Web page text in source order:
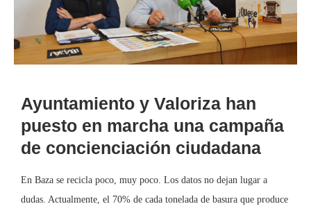
Ayuntamiento y Valoriza han
puesto en marcha una campaña
de concienciación ciudadana
En Baza se recicla poco, muy poco. Los datos no dejan lugar a
dudas. Actualmente, el 70% de cada tonelada de basura que produce